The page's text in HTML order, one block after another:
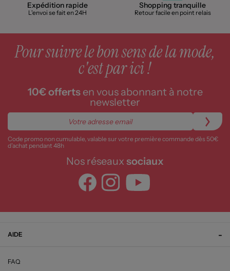
Expédition rapide
L'envoi se fait en 24H
Shopping tranquille
Retour facile en point relais
Pour suivre le bon sens de la mode,
c'est par ici !
10€ offertsen vous abonnant à notre
newsletter
Code promo non cumulable, valable sur votre première commande dès 50€
d’achat pendant 48h
Nos réseaux sociaux
AIDE
FAQ